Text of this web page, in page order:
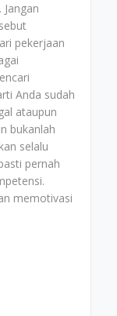
pekerjaan
Anda sudah
ataupun
bukanlah
selalu
pernah
memotivasi